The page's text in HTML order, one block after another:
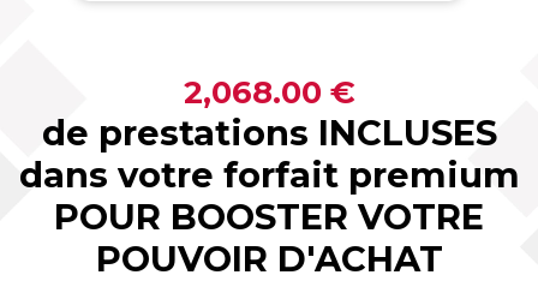
2,068.00 €
de prestations INCLUSES
dans votre forfait premium
POUR BOOSTER VOTRE
POUVOIR D'ACHAT